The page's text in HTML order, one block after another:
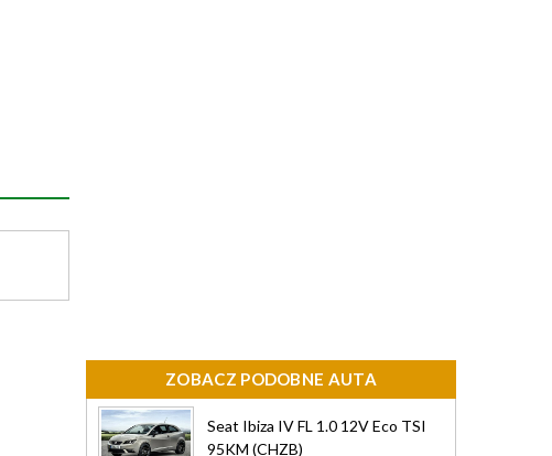
ZOBACZ PODOBNE AUTA
Seat Ibiza IV FL 1.0 12V Eco TSI
95KM (CHZB)